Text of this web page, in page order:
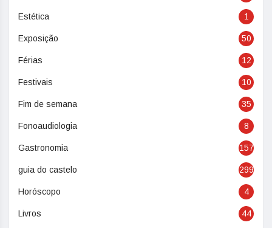
Estética 1
Exposição 50
Férias 12
Festivais 10
Fim de semana 35
Fonoaudiologia 8
Gastronomia 157
guia do castelo 299
Horóscopo 4
Livros 44